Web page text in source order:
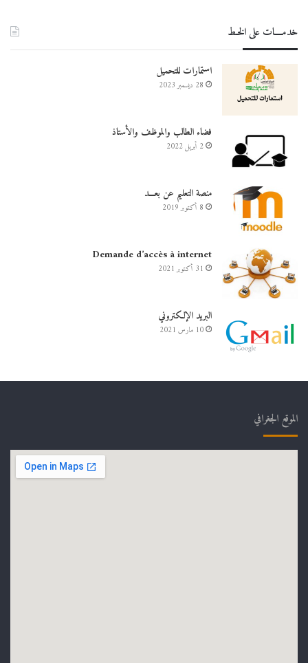
خدمــــات على الخـط
استمارات للتحميل
28 ديسمبر 2023
فضاء الطالب والموظف والأستاذ
2 أبريل 2022
منصة التعليم عن بعـــد
8 أكتوبر 2019
Demande d’accès à internet
31 أكتوبر 2021
البريد الإلكتروني
10 مارس 2021
الموقع الجغرافي